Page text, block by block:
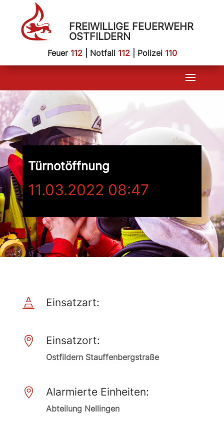
FREIWILLIGE FEUERWEHR
OSTFILDERN
Feuer 112| Notfall 112| Polizei 110
Türnotöffnung
11.03.2022 08:47
 Einsatzart:
 Einsatzort:
Ostfildern Stauffenbergstraße
 Alarmierte Einheiten:
Abteilung Nellingen